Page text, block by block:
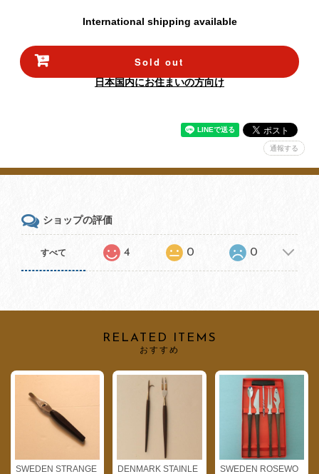
International shipping available
Sold out
日本国内にお住まいの方向け
通報する
ショップの評価
すべて 4 0 0
RELATED ITEMS
おすすめ
SWEDEN STRANGE
DENMARK STAINLE
SWEDEN ROSEWO